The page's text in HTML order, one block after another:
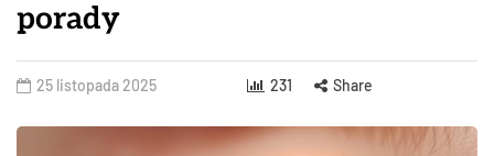
porady
25 listopada 2025 231 Share